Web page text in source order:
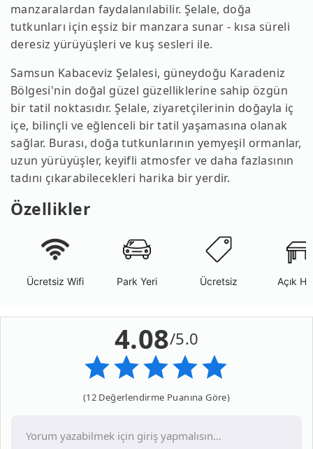
manzaralardan faydalanılabilir. Şelale, doğa
tutkunları için eşsiz bir manzara sunar - kısa süreli
deresiz yürüyüşleri ve kuş sesleri ile.
Samsun Kabaceviz Şelalesi, güneydoğu Karadeniz
Bölgesi'nin doğal güzel güzelliklerine sahip özgün
bir tatil noktasıdır. Şelale, ziyaretçilerinin doğayla iç
içe, bilinçli ve eğlenceli bir tatil yaşamasına olanak
sağlar. Burası, doğa tutkunlarının yemyeşil ormanlar,
uzun yürüyüşler, keyifli atmosfer ve daha fazlasının
tadını çıkarabilecekleri harika bir yerdir.
Özellikler
Ücretsiz Wifi Park Yeri Ücretsiz Açık
4.08/5.0
(12 Değerlendirme Puanına Göre)